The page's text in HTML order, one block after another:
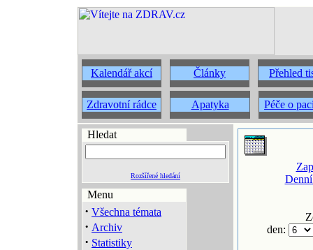
Kalendář akcí Články Přehled
Zdravotní rádce Apatyka Péče o
Hledat
Rozšířené hledání
Menu
· Všechna témata
· Archiv
· Statistiky
den: